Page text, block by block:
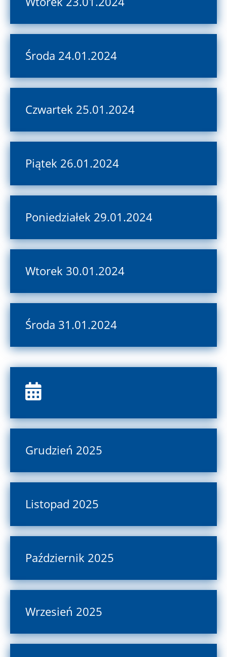
Środa 24.01.2024
Czwartek 25.01.2024
Piątek 26.01.2024
Poniedziałek 29.01.2024
Wtorek 30.01.2024
Środa 31.01.2024
Grudzień 2025
Listopad 2025
Październik 2025
Wrzesień 2025